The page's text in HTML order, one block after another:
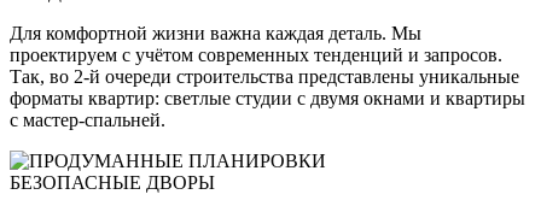
Для комфортной жизни важна каждая деталь. Мы
проектируем с учётом современных тенденций и запросов.
Так, во 2-й очереди строительства представлены уникальные
форматы квартир: светлые студии с двумя окнами и квартиры
с мастер-спальней.
БЕЗОПАСНЫЕ ДВОРЫ